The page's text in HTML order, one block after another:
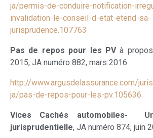
ja/permis-de-conduire-notification-
invalidation-le-conseil-d-etat-etend-sa-
jurisprudence.107763
Pas de repos pour les PVà propos
2015, JA numéro 882, mars 2016
http://www.argusdelassurance.com/
ja/pas-de-repos-pour-les-pv.105636
Vices Cachés automobiles-
jurisprudentielle, JA numéro 874, juin